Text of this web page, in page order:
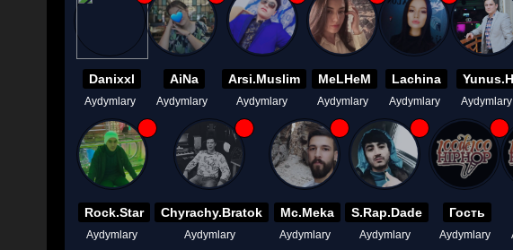
Danixxl
Aydymlary
AiNa
Aydymlary
Arsi.Muslim
Aydymlary
MeLHeM
Aydymlary
Lachina
Aydymlary
Yunus.H
Aydymlary
Rock.Star
Aydymlary
Chyrachy.Bratok
Aydymlary
Mc.Meka
Aydymlary
S.Rap.Dade
Aydymlary
Гость
Aydymlary